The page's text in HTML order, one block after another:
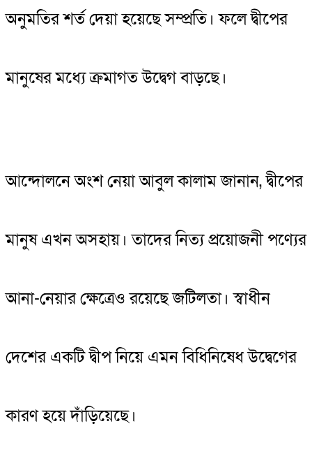
অনুমতির শর্ত দেয়া হয়েছে সম্প্রতি। ফলে দ্বীপের
মানুষের মধ্যে ক্রমাগত উদ্বেগ বাড়ছে।
আন্দোলনে অংশ নেয়া আবুল কালাম জানান, দ্বীপের
মানুষ এখন অসহায়। তাদের নিত্য প্রয়োজনী পণ্যের
আনা-নেয়ার ক্ষেত্রেও রয়েছে জটিলতা। স্বাধীন
দেশের একটি দ্বীপ নিয়ে এমন বিধিনিষেধ উদ্বেগের
কারণ হয়ে দাঁড়িয়েছে।